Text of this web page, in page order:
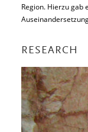
Region. Hierzu
RESEARCH